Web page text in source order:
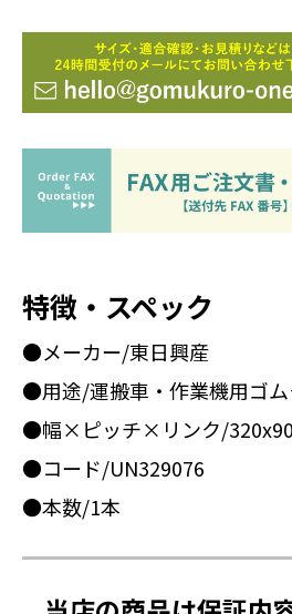
特徴・スペック
●メーカー/東日興産
●用途/運搬車・作業機用ゴ
●幅×ピッチ×リンク/
●コード/UN329076
●本数/1本